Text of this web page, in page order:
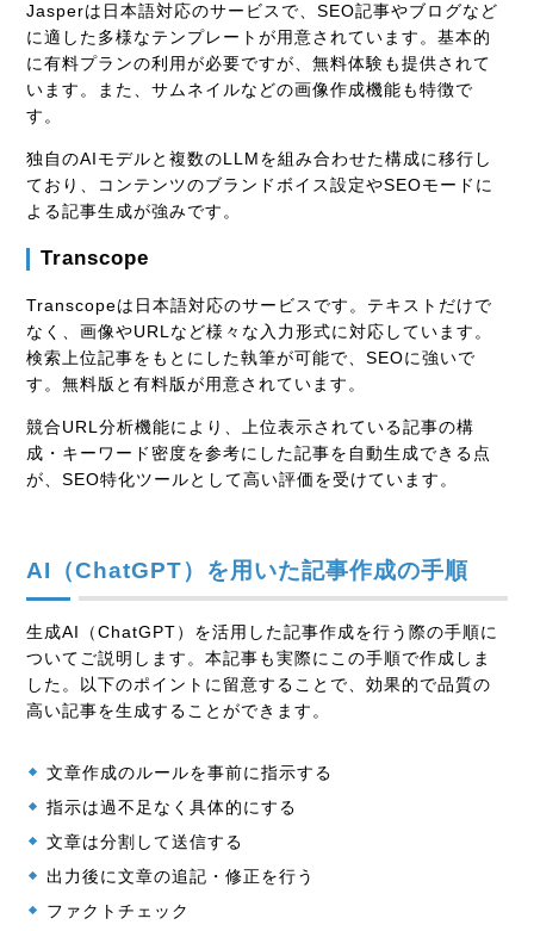
Jasperは日本語対応のサービスで、SEO記事やブログなど
に適した多様なテンプレートが用意されています。基本的
に有料プランの利用が必要ですが、無料体験も提供されて
います。また、サムネイルなどの画像作成機能も特徴で
す。
独自のAIモデルと複数のLLMを組み合わせた構成に移行し
ており、コンテンツのブランドボイス設定やSEOモードに
よる記事生成が強みです。
Transcope
Transcopeは日本語対応のサービスです。テキストだけで
なく、画像やURLなど様々な入力形式に対応しています。
検索上位記事をもとにした執筆が可能で、SEOに強いで
す。無料版と有料版が用意されています。
競合URL分析機能により、上位表示されている記事の構
成・キーワード密度を参考にした記事を自動生成できる点
が、SEO特化ツールとして高い評価を受けています。
AI（ChatGPT）を用いた記事作成の手順
生成AI（ChatGPT）を活用した記事作成を行う際の手順に
ついてご説明します。本記事も実際にこの手順で作成しま
した。以下のポイントに留意することで、効果的で品質の
高い記事を生成することができます。
文章作成のルールを事前に指示する
指示は過不足なく具体的にする
文章は分割して送信する
出力後に文章の追記・修正を行う
ファクトチェック